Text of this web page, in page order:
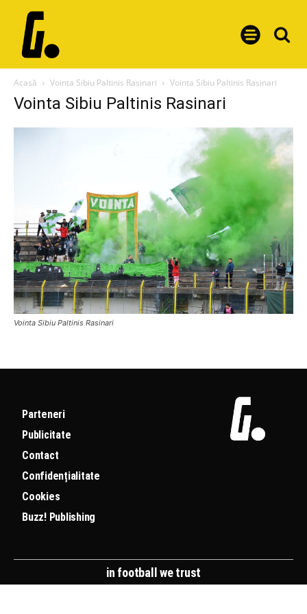
Acasă Vointa Sibiu Paltinis Rasinari Vointa Sibiu Paltinis Rasinari
Vointa Sibiu Paltinis Rasinari
Vointa Sibiu Paltinis Rasinari
Parteneri
Publicitate
Contact
Confidențialitate
Cookies
Buzz! Publishing
in football we trust